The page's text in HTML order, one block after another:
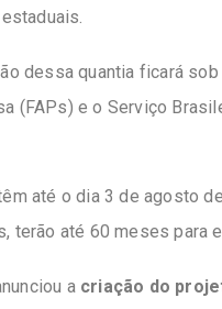
dessa quantia ficará
(FAPs) e o Serviço
até o dia 3 de agosto
terão até 60 meses para
a criação do